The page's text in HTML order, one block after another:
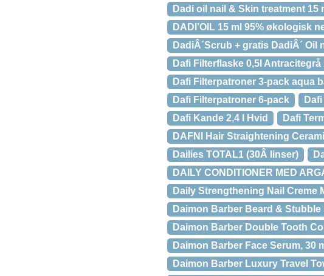
Dadi oil nail & Skin treatment 15
DADI’OIL 15 ml 95% økologisk
DadiÂ´Scrub + gratis DadiÂ´ Oil
Dafi Filterflaske 0,5l Antracitegrå
Dafi Filterpatroner 3-pack aqua
Dafi Filterpatroner 6-pack
Dafi Kande 2,4 l Hvid
Dafi
DAFNI Hair Straightening
Dailies TOTAL1 (30Â linser)
DAILY CONDITIONER MED
Daily Strengthening Nail Creme
Daimon Barber Beard & Stubble
Daimon Barber Double Tooth
Daimon Barber Face Serum, 30
Daimon Barber Luxury Travel